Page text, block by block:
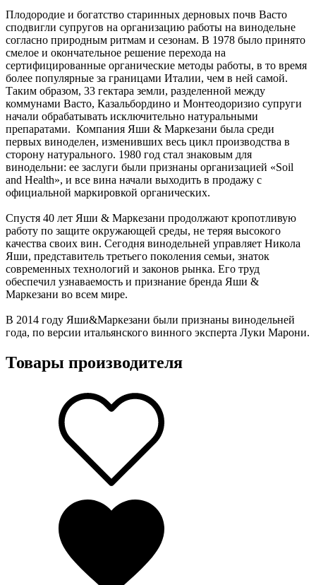
Плодородие и богатство старинных дерновых почв Васто
сподвигли супругов на организацию работы на винодельне
согласно природным ритмам и сезонам. В 1978 было принято
смелое и окончательное решение перехода на
сертифицированные органические методы работы, в то время
более популярные за границами Италии, чем в ней самой.
Таким образом, 33 гектара земли, разделенной между
коммунами Васто, Казальбордино и Монтеодоризио супруги
начали обрабатывать исключительно натуральными
препаратами. Компания Яши & Маркезани была среди
первых виноделен, изменивших весь цикл производства в
сторону натурального. 1980 год стал знаковым для
винодельни: ее заслуги были признаны организацией «Soil
and Health», и все вина начали выходить в продажу с
официальной маркировкой органических.
Спустя 40 лет Яши & Маркезани продолжают кропотливую
работу по защите окружающей среды, не теряя высокого
качества своих вин. Сегодня винодельней управляет Никола
Яши, представитель третьего поколения семьи, знаток
современных технологий и законов рынка. Его труд
обеспечил узнаваемость и признание бренда Яши &
Маркезани во всем мире.
В 2014 году Яши&Маркезани были признаны винодельней
года, по версии итальянского винного эксперта Луки Марони.
Товары производителя